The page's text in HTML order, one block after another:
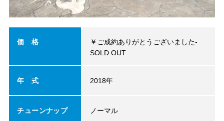
価 格
￥ご成約ありがとうございました-
SOLD OUT
年 式 2018年
チューンナップ ノーマル